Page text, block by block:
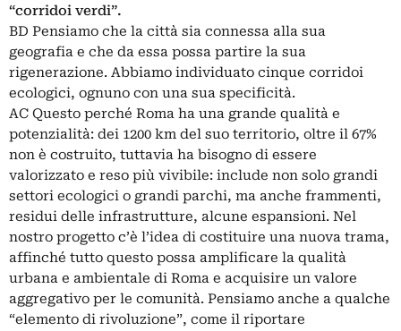
“corridoi verdi”.
BD Pensiamo che la città sia connessa alla sua
geografia e che da essa possa partire la sua
rigenerazione. Abbiamo individuato cinque corridoi
ecologici, ognuno con una sua specificità.
AC Questo perché Roma ha una grande qualità e
potenzialità: dei 1200 km del suo territorio, oltre il 67%
non è costruito, tuttavia ha bisogno di essere
valorizzato e reso più vivibile: include non solo grandi
settori ecologici o grandi parchi, ma anche frammenti,
residui delle infrastrutture, alcune espansioni. Nel
nostro progetto c’è l’idea di costituire una nuova trama,
affinché tutto questo possa amplificare la qualità
urbana e ambientale di Roma e acquisire un valore
aggregativo per le comunità. Pensiamo anche a qualche
“elemento di rivoluzione”, come il riportare